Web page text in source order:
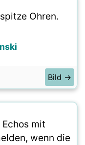
Ohren.
Bild →
mit
wenn die